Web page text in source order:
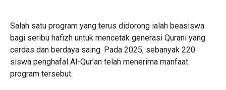
Salah satu program yang terus didorong ialah beasiswa
bagi seribu hafizh untuk mencetak generasi Qurani yang
cerdas dan berdaya saing. Pada 2025, sebanyak 220
siswa penghafal Al-Qur’an telah menerima manfaat
program tersebut.